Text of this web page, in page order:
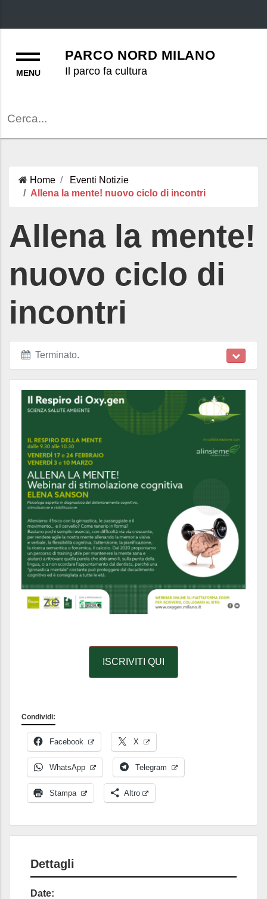
PARCO NORD MILANO
Il parco fa cultura
Home Eventi Notizie
Allena la mente! nuovo ciclo di incontri
Allena la mente!
nuovo ciclo di
incontri
Terminato.
ISCRIVITI QUI
Condividi:
Facebook X
WhatsApp Telegram
Stampa Altro
Dettagli
Date: